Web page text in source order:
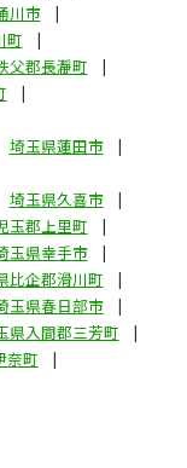
川市
町
父郡長瀞町
埼玉県蓮田市
埼玉県久喜市
玉郡上里町
玉県幸手市
比企郡滑川町
玉県春日部市
県入間郡三芳町
奈町